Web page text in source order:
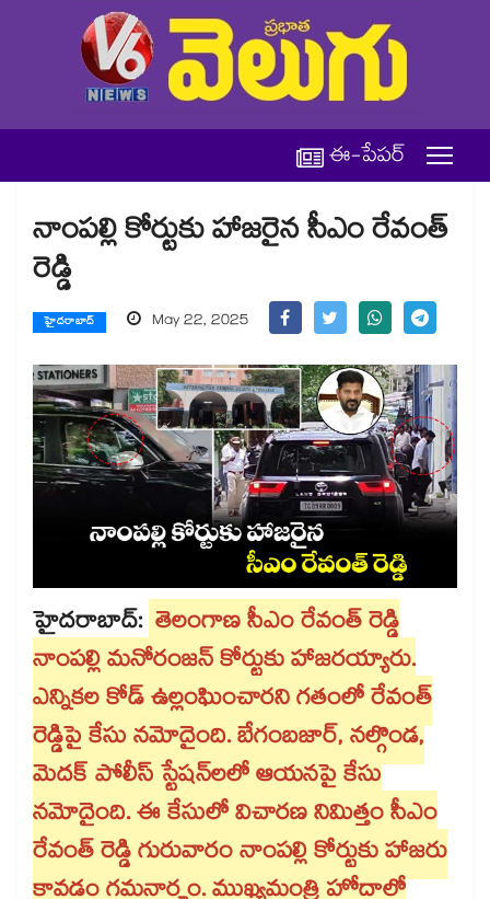
ఈ-పేపర్
నాంపల్లి కోర్టుకు హాజరైన సీఎం రేవంత్
రెడ్డి
హైదరాబాద్ May 22, 2025
హైదరాబాద్: తెలంగాణ సీఎం రేవంత్ రెడ్డి
నాంపల్లి మనోరంజన్ కోర్టుకు హాజరయ్యారు.
ఎన్నికల కోడ్ ఉల్లంఘించారని గతంలో రేవంత్
రెడ్డిపై కేసు నమోదైంది. బేగంబజార్, నల్గొండ,
మెదక్ పోలీస్ స్టేషన్⁬లలో ఆయనపై కేసు
నమోదైంది. ఈ కేసులో విచారణ నిమిత్తం సీఎం
రేవంత్ రెడ్డి గురువారం నాంపల్లి కోర్టుకు హాజరు